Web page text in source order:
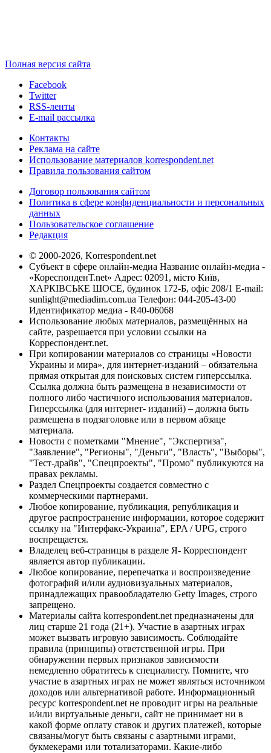
Полная версия сайта
Facebook
Twitter
RSS-ленты
E-mail рассылка
Контакты
Реклама на сайте
Использование материалов korrespondent.net
Правила пользования сайтом
Договор пользования сайтом
Политика в сфере конфиденциальности и персональных
данных
Пользовательское соглашение
Редакция
© 2000-2026, Korrespondent.net
Субъект в сфере онлайн-медиа Название онлайн-медиа -
«КореспонденТ.net» Адрес: 02091, місто Київ,
ХАРКІВСЬКЕ ШОСЕ, будинок 172-Б, офіс 208/1 E-mail:
sunlight@mediadim.com.ua Телефон: 044-205-43-00
Идентификатор медиа - R40-06068
Использование любых материалов, размещённых на
сайте, разрешается при условии ссылки на
Корреспондент.net.
При копировании материалов со страницы «Новости
Украины и мира», для интернет-изданий – обязательна
прямая открытая для поисковых систем гиперссылка.
Ссылка должна быть размещена в независимости от
полного либо частичного использования материалов.
Гиперссылка (для интернет- изданий) – должна быть
размещена в подзаголовке или в первом абзаце
материала.
Новости с пометками "Мнение", "Экспертиза",
"Заявление", "Регионы", "Деньги", "Власть", "Выборы",
"Тест-драйв", "Спецпроекты", "Промо" публикуются на
правах рекламы.
Раздел Спецпроекты создается совместно с
коммерческими партнерами.
Любое копирование, публикация, републикация и
другое распространение информации, которое содержит
ссылку на "Интерфакс-Украина", EPA / UPG, строго
воспрещается.
Владелец веб-страницы в разделе Я- Корреспондент
является автор публикации.
Любое копирование, перепечатка и воспроизведение
фотографий и/или аудиовизуальных материалов,
принадлежащих правообладателю Getty Images, строго
запрещено.
Материалы сайта korrespondent.net предназначены для
лиц старше 21 года (21+). Участие в азартных играх
может вызвать игровую зависимость. Соблюдайте
правила (принципы) ответственной игры. При
обнаружении первых признаков зависимости
немедленно обратитесь к специалисту. Помните, что
участие в азартных играх не может являться источником
доходов или альтернативой работе. Информационный
ресурс korrespondent.net не проводит игры на реальные
и/или виртуальные деньги, сайт не принимает ни в
какой форме оплату ставок и других платежей, которые
связаны/могут быть связаны с азартными играми,
букмекерами или тотализаторами. Какие-либо